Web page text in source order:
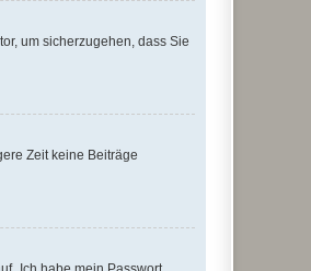
um sicherzugehen, dass Sie
Zeit keine Beiträge